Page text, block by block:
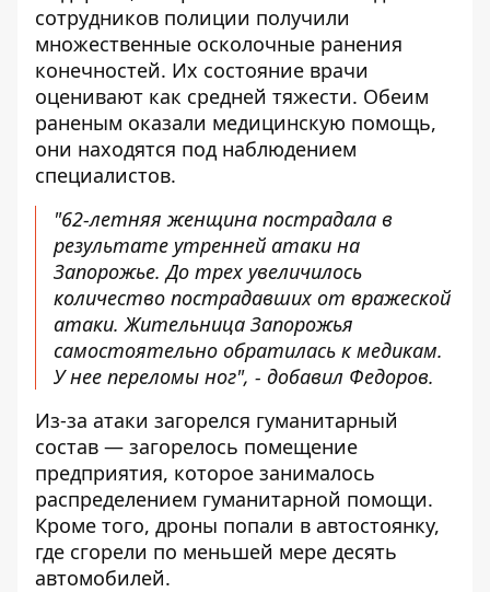
сотрудников полиции получили
множественные осколочные ранения
конечностей. Их состояние врачи
оценивают как средней тяжести. Обеим
раненым оказали медицинскую помощь,
они находятся под наблюдением
специалистов.
"62-летняя женщина пострадала в
результате утренней атаки на
Запорожье. До трех увеличилось
количество пострадавших от вражеской
атаки. Жительница Запорожья
самостоятельно обратилась к медикам.
У нее переломы ног", - добавил Федоров.
Из-за атаки загорелся гуманитарный
состав — загорелось помещение
предприятия, которое занималось
распределением гуманитарной помощи.
Кроме того, дроны попали в автостоянку,
где сгорели по меньшей мере десять
автомобилей.